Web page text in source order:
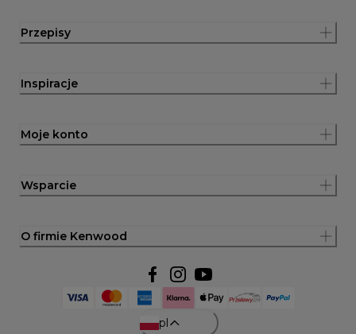
Przepisy
Inspiracje
Moje konto
Wsparcie
O firmie Kenwood
pl